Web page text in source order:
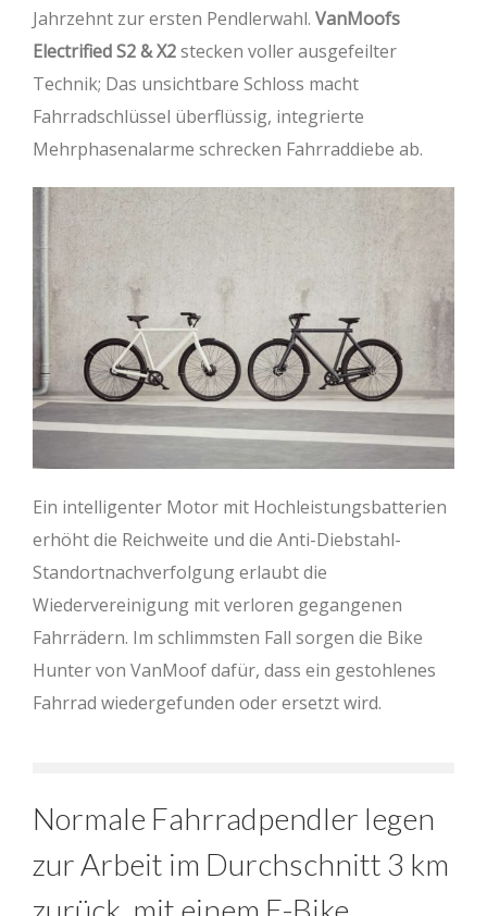
Jahrzehnt zur ersten Pendlerwahl. VanMoofs
Electrified S2 & X2stecken voller ausgefeilter
Technik; Das unsichtbare Schloss macht
Fahrradschlüssel überflüssig, integrierte
Mehrphasenalarme schrecken Fahrraddiebe ab.
Ein intelligenter Motor mit Hochleistungsbatterien
erhöht die Reichweite und die Anti-Diebstahl-
Standortnachverfolgung erlaubt die
Wiedervereinigung mit verloren gegangenen
Fahrrädern. Im schlimmsten Fall sorgen die Bike
Hunter von VanMoof dafür, dass ein gestohlenes
Fahrrad wiedergefunden oder ersetzt wird.
Normale Fahrradpendler legen
zur Arbeit im Durchschnitt 3 km